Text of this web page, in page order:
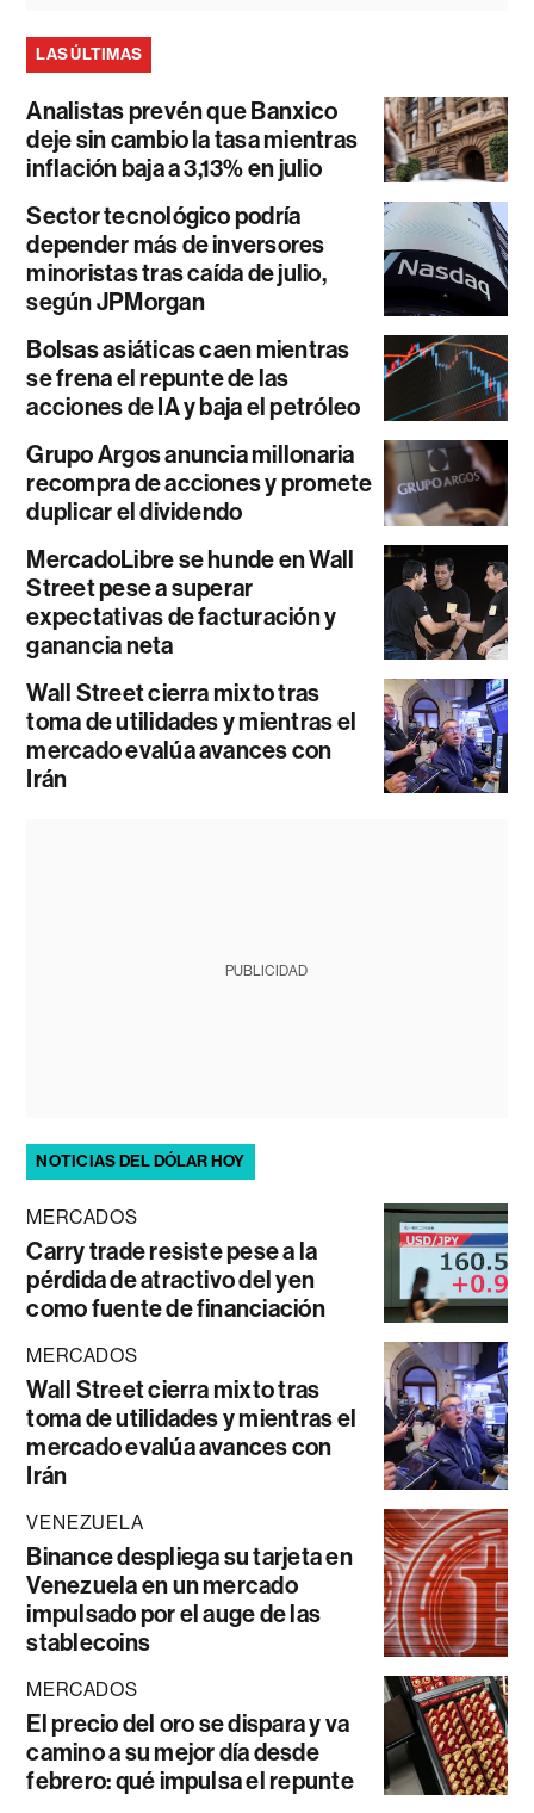
LAS ÚLTIMAS
Analistas prevén que Banxico
deje sin cambio la tasa mientras
inflación baja a 3,13% en julio
Sector tecnológico podría
depender más de inversores
minoristas tras caída de julio,
según JPMorgan
Bolsas asiáticas caen mientras
se frena el repunte de las
acciones de IA y baja el petróleo
Grupo Argos anuncia millonaria
recompra de acciones y promete
duplicar el dividendo
MercadoLibre se hunde en Wall
Street pese a superar
expectativas de facturación y
ganancia neta
Wall Street cierra mixto tras
toma de utilidades y mientras el
mercado evalúa avances con
Irán
PUBLICIDAD
NOTICIAS DEL DÓLAR HOY
MERCADOS
Carry trade resiste pese a la
pérdida de atractivo del yen
como fuente de financiación
MERCADOS
Wall Street cierra mixto tras
toma de utilidades y mientras el
mercado evalúa avances con
Irán
VENEZUELA
Binance despliega su tarjeta en
Venezuela en un mercado
impulsado por el auge de las
stablecoins
MERCADOS
El precio del oro se dispara y va
camino a su mejor día desde
febrero: qué impulsa el repunte